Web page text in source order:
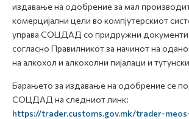
издавање на одобрение за мал
комерцијални цели во компјутерскиот
управа СОЦДАД со придружни
согласно Правилникот за начинот на
на алкохол и алкохолни пијалаци и
Барањето за издавање на одобрение се
СОЦДАД на следниот линк:
https://trader.customs.gov.mk/trader-